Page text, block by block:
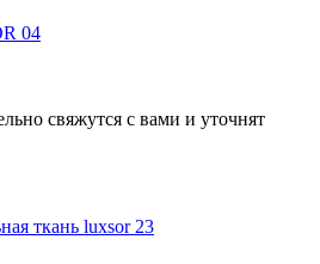
04
свяжутся с вами и уточнят